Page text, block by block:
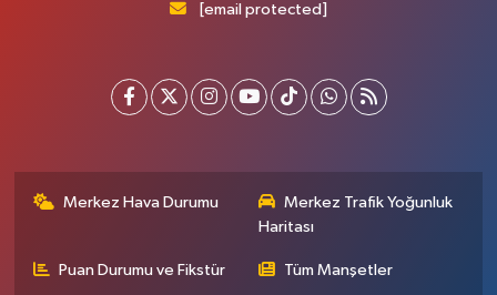
[email protected]
Merkez Hava Durumu
Merkez Trafik Yoğunluk
Haritası
Puan Durumu ve Fikstür Tüm Manşetler